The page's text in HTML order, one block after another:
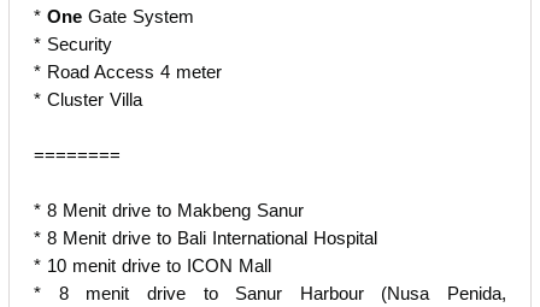
* ⁠One Gate System
* ⁠Security
* ⁠Road Access 4 meter
* ⁠Cluster Villa
========
* 8 Menit drive to Makbeng Sanur
* ⁠8 Menit drive to Bali International Hospital
* ⁠10 menit drive to ICON Mall
* ⁠8 menit drive to Sanur Harbour (Nusa Penida,